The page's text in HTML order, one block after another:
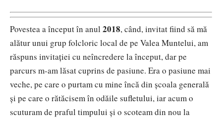
Povestea a început în anul 2018, când, invitat fiind să mă
alătur unui grup folcloric local de pe Valea Muntelui, am
răspuns invitației cu neîncredere la început, dar pe
parcurs m-am lăsat cuprins de pasiune. Era o pasiune mai
veche, pe care o purtam cu mine încă din școala generală
și pe care o rătăcisem în odăile sufletului, iar acum o
scuturam de praful timpului și o scoteam din nou la